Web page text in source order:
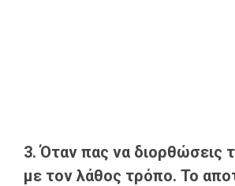
3. Όταν πας να διορθώσεις
με τον λάθος τρόπο. Το